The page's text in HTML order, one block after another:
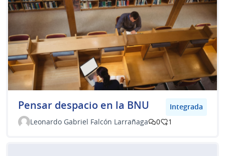
Pensar despacio en la BNU
Integrada
Leonardo Gabriel Falcón Larrañaga
0 1